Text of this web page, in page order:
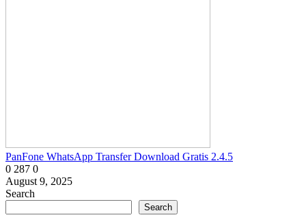
PanFone WhatsApp Transfer Download Gratis 2.4.5
0 287 0
August 9, 2025
Search
Search